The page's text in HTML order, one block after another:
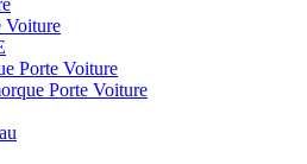
Voiture
Porte Voiture
Porte Voiture